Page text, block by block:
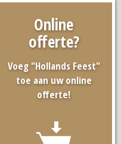
Online
offerte?
Voeg "Hollands Feest"
toe aan uw online
offerte!